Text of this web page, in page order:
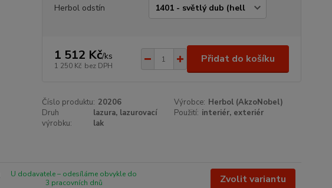
Herbol odstín
1 512 Kč/ks
1 250 Kč bez DPH
Přidat do košíku
Číslo produktu: 20206 Výrobce: Herbol (AkzoNobel)
Druh
výrobku:
lazura, lazurovací
lak
Použití: interiér, exteriér
U dodavatele – odesíláme obvykle do
3 pracovních dnů
Zvolit variantu